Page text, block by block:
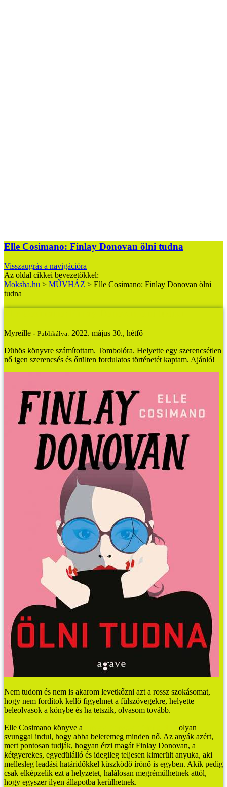
Elle Cosimano: Finlay Donovan ölni tudna
Visszaugrás a navigációra
Az oldal cikkei bevezetőkkel:
Moksha.hu > MŰVHÁZ > Elle Cosimano: Finlay Donovan ölni
tudna
Myreille - Publikálva: 2022. május 30., hétfő
Dühös könyvre számítottam. Tombolóra. Helyette egy szerencsétlen
nő igen szerencsés és őrülten fordulatos történetét kaptam. Ajánló!
Nem tudom és nem is akarom levetkőzni azt a rossz szokásomat,
hogy nem fordítok kellő figyelmet a fülszövegekre, helyette
beleolvasok a könybe és ha tetszik, olvasom tovább.
Elle Cosimano könyve a
olyan
svunggal indul, hogy abba beleremeg minden nő. Az anyák azért,
mert pontosan tudják, hogyan érzi magát Finlay Donovan, a
kétgyerekes, egyedülálló és idegileg teljesen kimerült anyuka, aki
mellesleg leadási határidőkkel küszködő írónő is egyben. Akik pedig
csak elképzelik ezt a helyzetet, halálosan megrémülhetnek attól,
hogy egyszer ilyen állapotba kerülhetnek.